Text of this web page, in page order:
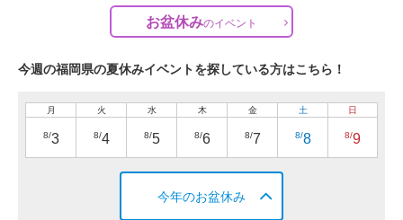
お盆休みのイベント
今週の福岡県の夏休みイベントを探している方はこちら！
月
8/3
火
8/4
水
8/5
木
8/6
金
8/7
土
8/8
日
8/9
今年のお盆休み